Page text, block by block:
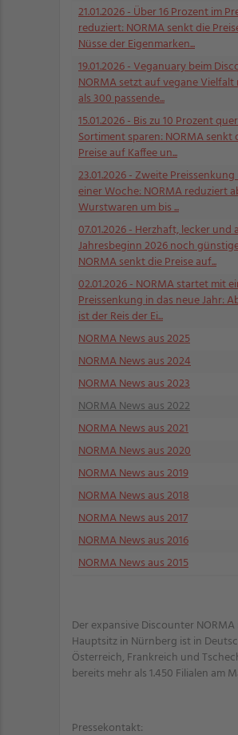
21.01.2026- Über 16 Prozent im
reduziert: NORMA senkt die
Nüsse der Eigenmarken...
19.01.2026- Veganuary beim
NORMA setzt auf vegane
als 300 passende...
15.01.2026- Bis zu 10 Prozent
Sortiment sparen: NORMA senkt
Preise auf Kaffee un...
23.01.2026- Zweite
einer Woche: NORMA reduziert
Wurstwaren um bis ...
07.01.2026- Herzhaft, lecker und
Jahresbeginn 2026 noch
NORMA senkt die Preise auf...
02.01.2026- NORMA startet mit
Preissenkung in das neue Jahr:
ist der Reis der Ei...
NORMA News aus 2025
NORMA News aus 2024
NORMA News aus 2023
NORMA News aus 2022
NORMA News aus 2021
NORMA News aus 2020
NORMA News aus 2019
NORMA News aus 2018
NORMA News aus 2017
NORMA News aus 2016
NORMA News aus 2015
Der expansive Discounter NORMA
Hauptsitz in Nürnberg ist in
Österreich, Frankreich und
bereits mehr als 1.450 Filialen am
Pressekontakt: